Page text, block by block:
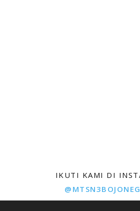
IKUTI KAMI DI